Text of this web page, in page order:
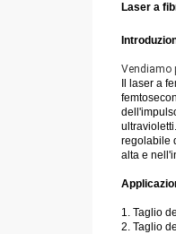
Laser a
Vendiamo
Il laser a
regolabile
alta e
1. Taglio
2. Taglio